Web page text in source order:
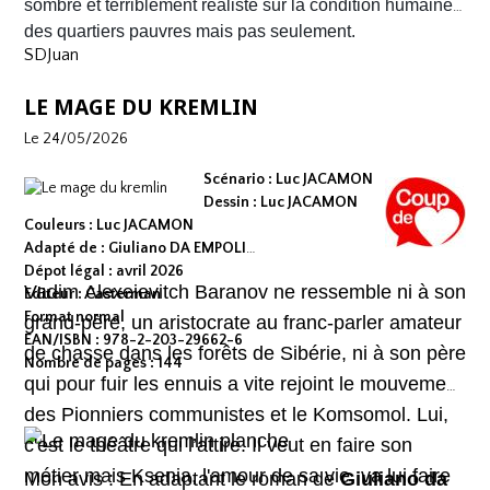
survivre.
sombre et terriblement réaliste sur la condition humaine
des quartiers pauvres mais pas seulement.
SDJuan
LE MAGE DU KREMLIN
Le 24/05/2026
Scénario : Luc JACAMON
Dessin : Luc JACAMON
Couleurs : Luc JACAMON
Adapté de : Giuliano DA EMPOLI
Dépot légal : avril 2026
Editeur : Casterman
Format normal
EAN/ISBN : 978-2-203-29662-6
Nombre de pages : 144
Vadim Alexeievitch Baranov ne ressemble ni à son
grand-père, un aristocrate au franc-parler amateur
de chasse dans les forêts de Sibérie, ni à son père
qui pour fuir les ennuis a vite rejoint le mouvement
des Pionniers communistes et le Komsomol. Lui,
c'est le théâtre qui l’attire. Il veut en faire son
métier mais Ksenia, l'amour de sa vie, va lui faire
Mon avis : En adaptant le roman deGiuliano da